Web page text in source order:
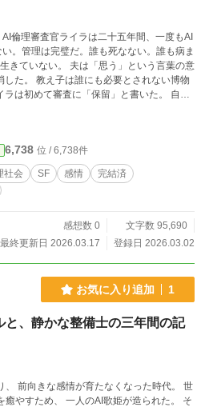
倫理審査官ライラは二十五年間、一度もAI
。管理は完璧だ。誰も死なない。誰も病ま
思う」という言葉の意
た。 教え子は誰にも必要とされない博物
たそれだけのことを「非準拠行動」と呼
てが変わり始める。 一人の科学者
ければ精神が死ぬ。外せば体が持たな
ぶ？」 人類を見守るAIもま
設計仕様にない問いを抱え始めていた。
の視点から「生きているとは何か」を問
6,738 位 / 6,738件
社会 SF 感情
完結済
感想数 0
文字数 95,690
最終更新日 2026.03.17
登録日 2026.03.02
お気に入り追加 1
、静かな整備士の三年間の記
前向きな感情が育たなくなった時代。 世
癒やすため、 一人のAI歌姫が造られた。 そ